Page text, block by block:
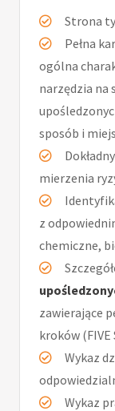
Strona
Pełna
ogólna
narzędzia na
sposób i
mierzenia
z
chemiczne,
zawierające
kroków (FIVE
Wykaz
Wykaz